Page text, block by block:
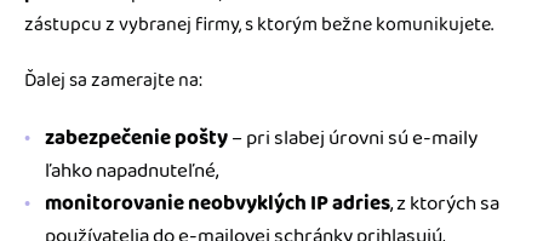
zástupcu z vybranej firmy, s ktorým bežne komunikujete.
Ďalej sa zamerajte na:
zabezpečenie pošty– pri slabej úrovni sú e-maily
ľahko napadnuteľné,
monitorovanie neobvyklých IP adries, z ktorých sa